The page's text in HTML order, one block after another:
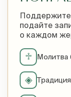
подайте
о каждом
♱ Молитва
◈